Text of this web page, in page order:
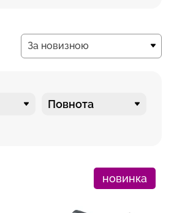
За новизною
Повнота
новинка